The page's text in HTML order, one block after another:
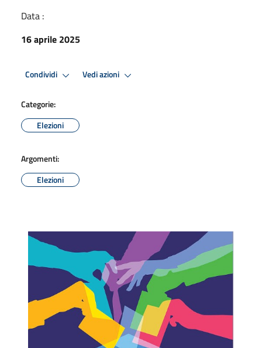
Data :
16 aprile 2025
Condividi Vedi azioni
Categorie:
Elezioni
Argomenti:
Elezioni